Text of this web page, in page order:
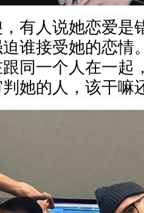
有人说她恋爱是
谁接受她的恋情
同一个人在一起
她的人，该干嘛